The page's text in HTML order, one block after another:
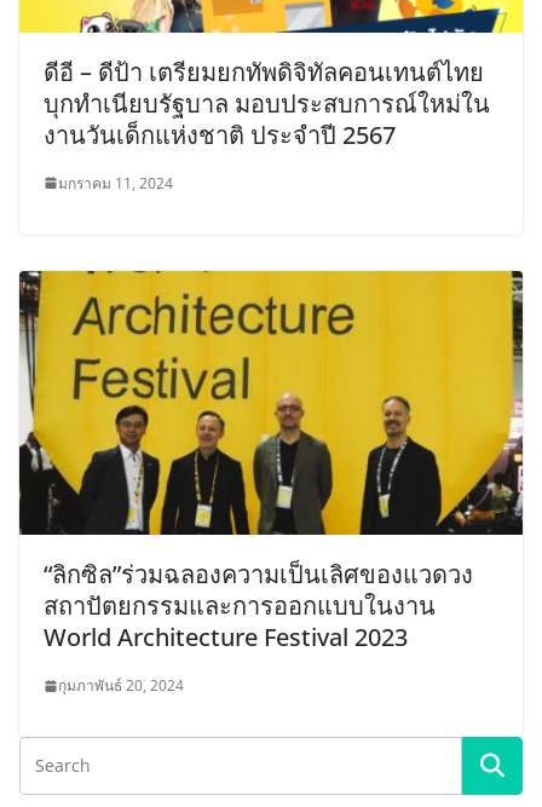
ดีอี – ดีป้า เตรียมยกทัพดิจิทัลคอนเทนต์ไทย
บุกทำเนียบรัฐบาล มอบประสบการณ์ใหม่ใน
งานวันเด็กแห่งชาติ ประจำปี 2567
มกราคม 11, 2024
“ลิกซิล”ร่วมฉลองความเป็นเลิศของแวดวง
สถาปัตยกรรมและการออกแบบในงาน
World Architecture Festival 2023
กุมภาพันธ์ 20, 2024